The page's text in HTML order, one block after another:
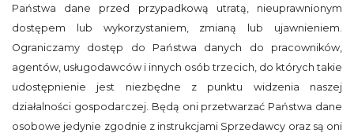
Państwa dane przed przypadkową utratą, nieuprawnionym
dostępem lub wykorzystaniem, zmianą lub ujawnieniem.
Ograniczamy dostęp do Państwa danych do pracowników,
agentów, usługodawców i innych osób trzecich, do których takie
udostępnienie jest niezbędne z punktu widzenia naszej
działalności gospodarczej. Będą oni przetwarzać Państwa dane
osobowe jedynie zgodnie z instrukcjami Sprzedawcy oraz są oni